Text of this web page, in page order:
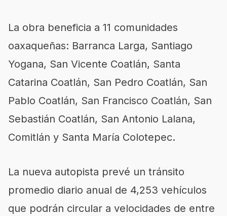
La obra beneficia a 11 comunidades
oaxaqueñas: Barranca Larga, Santiago
Yogana, San Vicente Coatlán, Santa
Catarina Coatlán, San Pedro Coatlán, San
Pablo Coatlán, San Francisco Coatlán, San
Sebastián Coatlán, San Antonio Lalana,
Comitlán y Santa María Colotepec.
La nueva autopista prevé un tránsito
promedio diario anual de 4,253 vehículos
que podrán circular a velocidades de entre